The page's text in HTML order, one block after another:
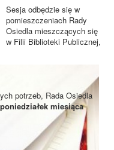
Sesja odbędzie się w
pomieszczeniach Rady
Osiedla mieszczących się
w Filii Biblioteki Publicznej,
potrzeb, Rada Osiedla
miesiąca